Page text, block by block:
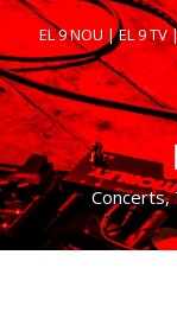
EL 9 NOU|EL 9 TV
Concerts,